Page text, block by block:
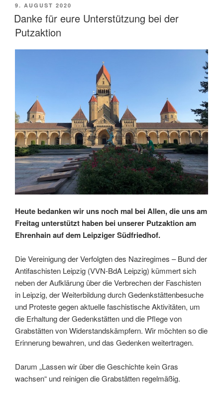
VERÖFFENTLICHT
AM
9. AUGUST 2020
Danke für eure Unterstützung bei der
Putzaktion
Heute bedanken wir uns noch mal bei Allen, die uns am
Freitag unterstützt haben bei unserer Putzaktion am
Ehrenhain auf dem Leipziger Südfriedhof.
Die Vereinigung der Verfolgten des Naziregimes – Bund der
Antifaschisten Leipzig (VVN-BdA Leipzig) kümmert sich
neben der Aufklärung über die Verbrechen der Faschisten
in Leipzig, der Weiterbildung durch Gedenkstättenbesuche
und Proteste gegen aktuelle faschistische Aktivitäten, um
die Erhaltung der Gedenkstätten und die Pflege von
Grabstätten von Widerstandskämpfern. Wir möchten so die
Erinnerung bewahren, und das Gedenken weitertragen.
Darum „Lassen wir über die Geschichte kein Gras
wachsen“ und reinigen die Grabstätten regelmäßig.